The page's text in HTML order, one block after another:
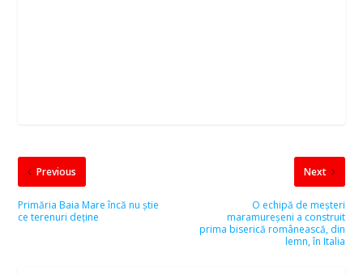
Previous
Primăria Baia Mare încă nu știe
ce terenuri deține
Next
O echipă de meșteri
maramureșeni a construit
prima biserică românească, din
lemn, în Italia